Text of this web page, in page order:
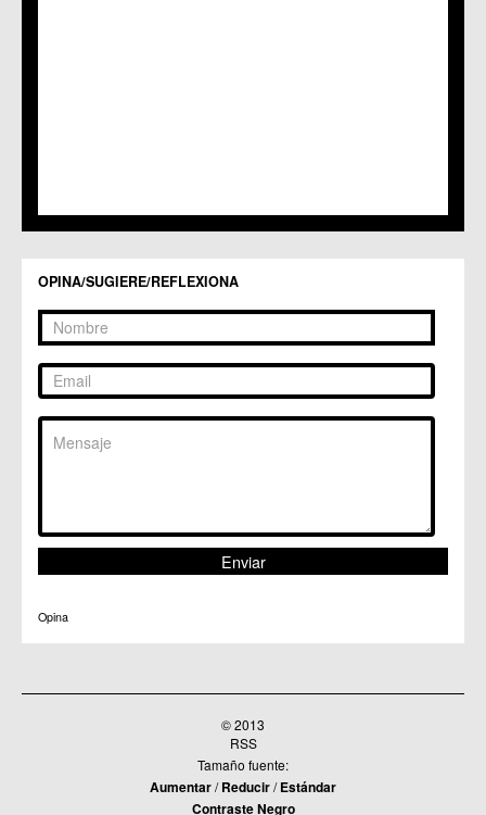
OPINA/SUGIERE/REFLEXIONA
Opina
© 2013
RSS
Tamaño fuente:
Aumentar/Reducir/Estándar
Contraste Negro